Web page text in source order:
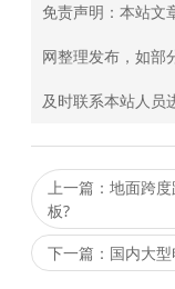
免责声明：本站文
网整理发布，如部
及时联系本站人员
上一篇：地面跨
板?
下一篇：国内大